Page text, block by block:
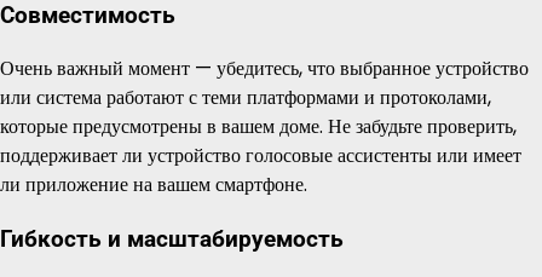
Совместимость
Очень важный момент — убедитесь, что выбранное устройство
или система работают с теми платформами и протоколами,
которые предусмотрены в вашем доме. Не забудьте проверить,
поддерживает ли устройство голосовые ассистенты или имеет
ли приложение на вашем смартфоне.
Гибкость и масштабируемость